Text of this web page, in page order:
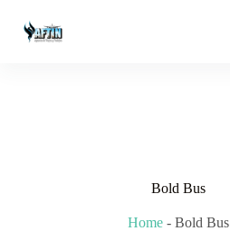
contenido
Bold Bus
Home -Bold Bus